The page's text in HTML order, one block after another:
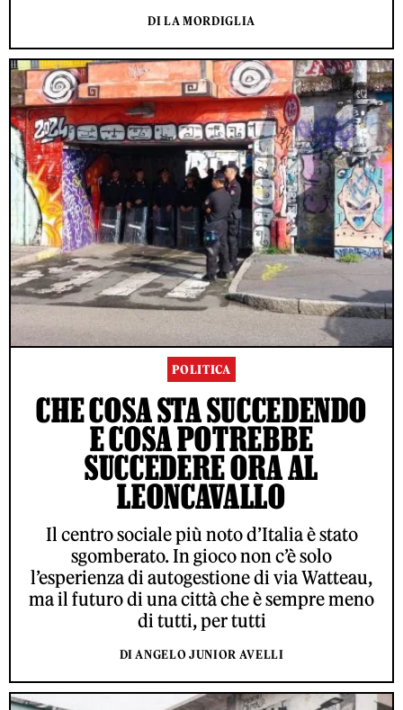
DI LA MORDIGLIA
POLITICA
CHE COSA STA SUCCEDENDO
E COSA POTREBBE
SUCCEDERE ORA AL
LEONCAVALLO
Il centro sociale più noto d’Italia è stato
sgomberato. In gioco non c’è solo
l’esperienza di autogestione di via Watteau,
ma il futuro di una città che è sempre meno
di tutti, per tutti
DI ANGELO JUNIOR AVELLI